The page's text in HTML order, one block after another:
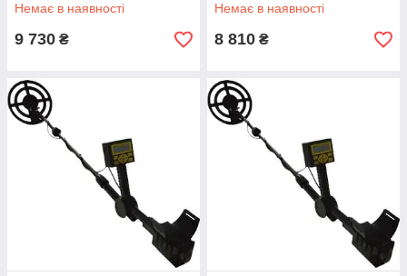
Немає в наявності
9 730 ₴
Немає в наявності
8 810 ₴